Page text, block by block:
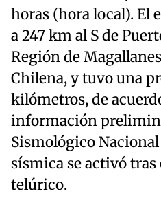
horas (hora local). El
a 247 km al S de
Región de
Chilena, y tuvo una
kilómetros, de
información
Sismológico Nacional
sísmica se activó
telúrico.